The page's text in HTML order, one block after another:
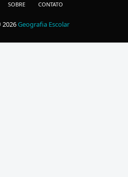
SOBRE CONTATO
2026Geografia Escolar